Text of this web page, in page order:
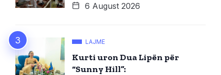
6 August 2026
LAJME
Kurti uron Dua Lipën për
“Sunny Hill”: